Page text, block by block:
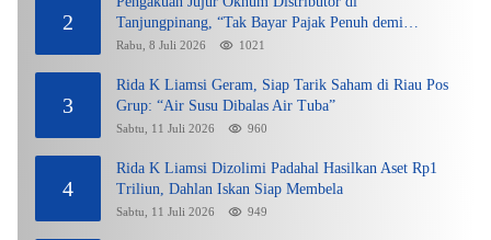
2
Tanjungpinang, “Tak Bayar Pajak Penuh demi
Untung”
Rabu, 8 Juli 2026 1021
3
Rida K Liamsi Geram, Siap Tarik Saham di Riau Pos
Grup: “Air Susu Dibalas Air Tuba”
Sabtu, 11 Juli 2026 960
4
Rida K Liamsi Dizolimi Padahal Hasilkan Aset Rp1
Triliun, Dahlan Iskan Siap Membela
Sabtu, 11 Juli 2026 949